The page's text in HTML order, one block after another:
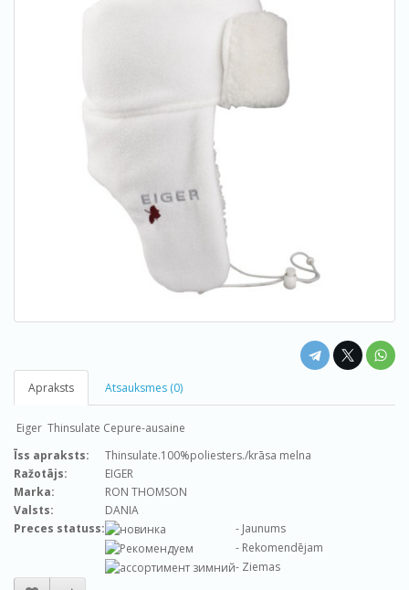
Apraksts Atsauksmes (0)
Eiger Thinsulate Cepure-ausaine
Īss apraksts:
Thinsulate.100%poliesters./krāsa melna
Ražotājs:
EIGER
Marka:
RON THOMSON
Valsts:
DANIA
Preces statuss:
- Jaunums
- Rekomendējam
- Ziemas